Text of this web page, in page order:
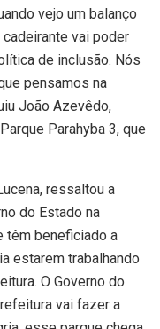
vejo um balanço
vai poder
de inclusão. Nós
pensamos na
João Azevêdo,
Parahyba 3, que
ressaltou a
do Estado na
têm beneficiado a
estarem trabalhando
O Governo do
vai fazer a